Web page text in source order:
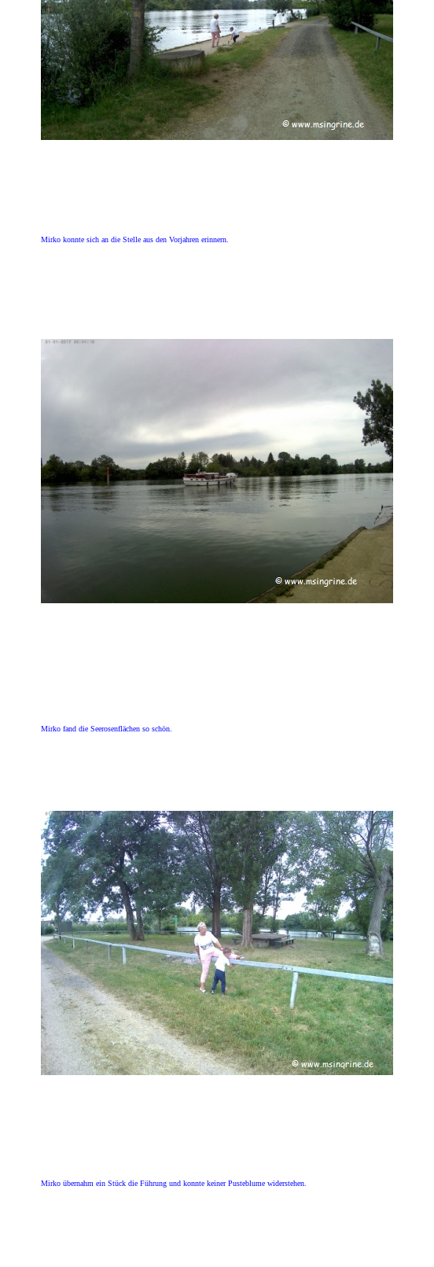
Mirko konnte sich an die Stelle aus den Vorjahren erinnern.
Mirko fand die Seerosenflächen so schön.
Mirko übernahm ein Stück die Führung und konnte keiner Pusteblume widerstehen.